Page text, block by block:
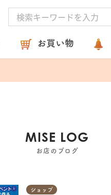
お買い物
MISE LOG
お店のブログ
ショップ